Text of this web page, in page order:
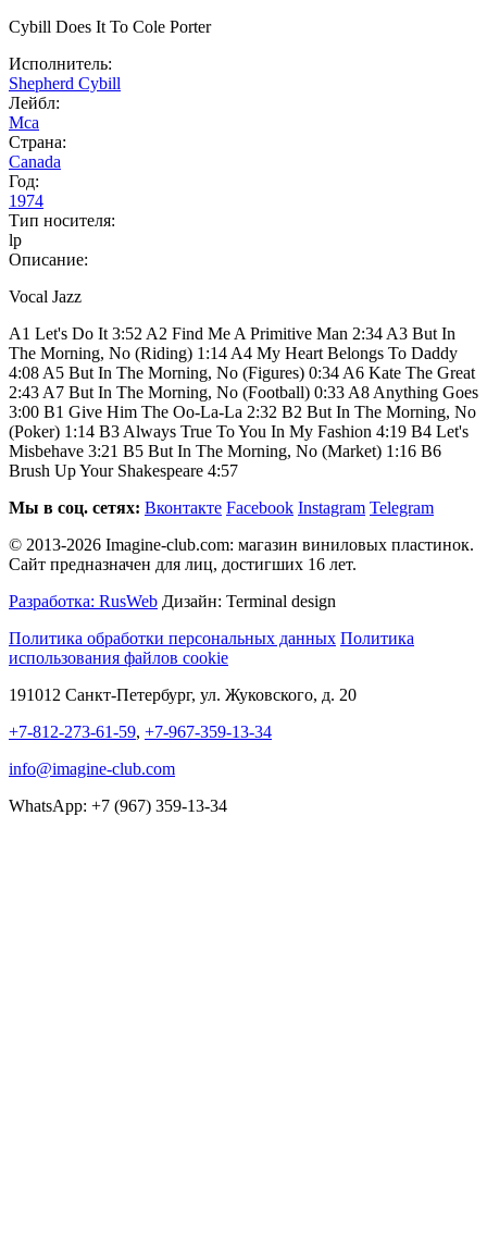
Cybill Does It To Cole Porter
Исполнитель:
Shepherd Cybill
Лейбл:
Mca
Страна:
Canada
Год:
1974
Тип носителя:
lp
Описание:
Vocal Jazz
A1 Let's Do It 3:52 A2 Find Me A Primitive Man 2:34 A3 But In
The Morning, No (Riding) 1:14 A4 My Heart Belongs To Daddy
4:08 A5 But In The Morning, No (Figures) 0:34 A6 Kate The Great
2:43 A7 But In The Morning, No (Football) 0:33 A8 Anything Goes
3:00 B1 Give Him The Oo-La-La 2:32 B2 But In The Morning, No
(Poker) 1:14 B3 Always True To You In My Fashion 4:19 B4 Let's
Misbehave 3:21 B5 But In The Morning, No (Market) 1:16 B6
Brush Up Your Shakespeare 4:57
Мы в соц. сетях: Вконтакте Facebook Instagram Telegram
© 2013-2026 Imagine-club.com: магазин виниловых пластинок.
Сайт предназначен для лиц, достигших 16 лет.
Разработка: RusWeb Дизайн: Terminal design
Политика обработки персональных данных Политика
использования файлов cookie
191012 Санкт-Петербург, ул. Жуковского, д. 20
+7-812-273-61-59, +7-967-359-13-34
info@imagine-club.com
WhatsApp: +7 (967) 359-13-34